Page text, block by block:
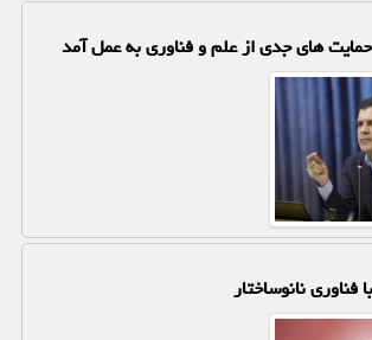
های جدی از علم و فناوری به عمل آمد
فناوری نانوساختار